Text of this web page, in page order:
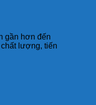
gần hơn đến
lượng, tiến